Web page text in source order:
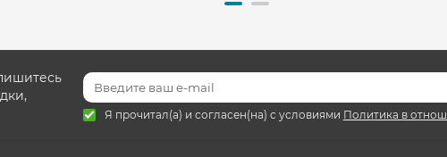
Я прочитал(а) и согласен(на) с условиями Политика в